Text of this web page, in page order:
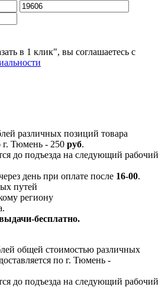
в 1 клик", вы соглашаетесь с
различных позиций товара
г. Тюмень - 250 руб.
до подъезда на следующий рабочий
день при оплате после 16-00.
путей
региону
бесплатно.
общей стоимостью различных
по г. Тюмень -
до подъезда на следующий рабочий